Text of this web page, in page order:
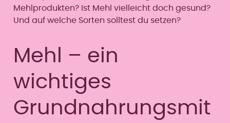
Mehlprodukten? Ist Mehl vielleicht doch gesund?
Und auf welche Sorten solltest du setzen?
Mehl – ein
wichtiges
Grundnahrungsmit